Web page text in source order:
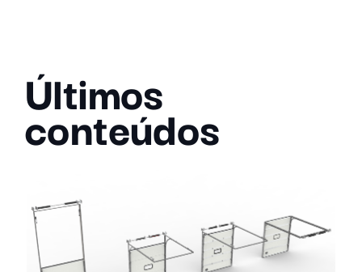
Últimos
conteúdos